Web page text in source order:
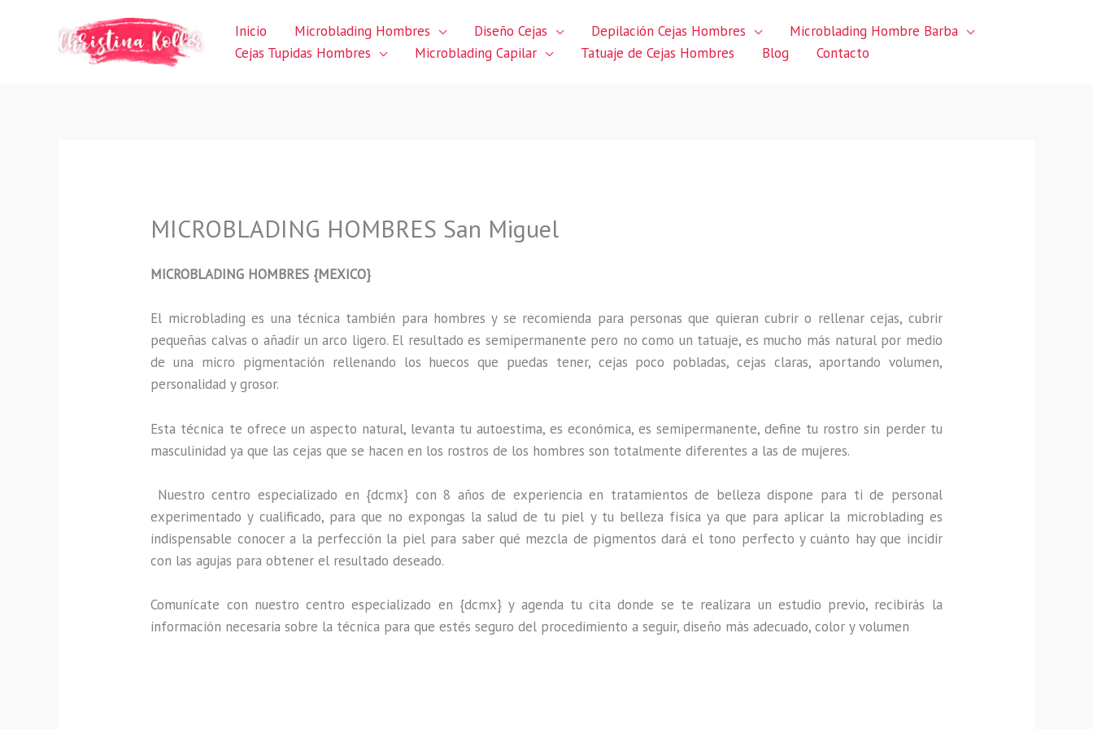
Inicio Microblading Hombres Diseño Cejas Depilación Cejas Hombres
Microblading Hombre Barba
Cejas Tupidas Hombres
Microblading Capilar Tatuaje de Cejas Hombres Blog Contacto
MICROBLADING HOMBRES San Miguel
MICROBLADING HOMBRES {MEXICO}
El microbladinges una técnica también para hombres y se recomienda para personas que quierancubrir o rellenar cejas, cubrir
pequeñas calvas o añadir un arco ligero.El resultado es semipermanente pero no como un tatuaje, es mucho más natural por medio
de una micro pigmentación rellenando los huecos que puedas tener, cejas poco pobladas, cejas claras, aportando volumen,
personalidad y grosor.
Esta técnica te ofrece un aspecto natural, levanta tu autoestima, es económica, es semipermanente, define tu rostro sin perder tu
masculinidad ya que las cejas que se hacen en los rostros de los hombres son totalmente diferentes a las de mujeres.
Nuestro centro especializado en {dcmx} con 8 años de experiencia en tratamientos de belleza dispone para ti de personal
experimentado y cualificado, para que no expongas la salud de tu piel y tu belleza física ya que para aplicar la microblading es
indispensable conocer a la perfección la piel para saber qué mezcla de pigmentos dará el tono perfecto y cuánto hay que incidir
con las agujas para obtener el resultado deseado.
Comunícate con nuestro centro especializado en {dcmx} y agenda tu cita donde se te realizara un estudio previo, recibirás la
información necesaria sobre la técnica para que estés seguro del procedimiento a seguir, diseño más adecuado, color y volumen